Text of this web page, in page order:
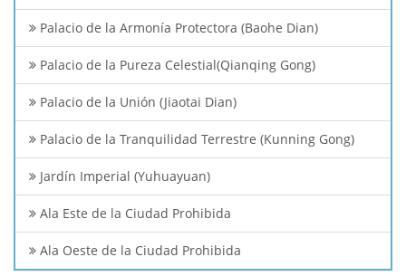
Palacio de la Armonía Protectora (Baohe Dian)
Palacio de la Pureza Celestial(Qianqing Gong)
Palacio de la Unión (Jiaotai Dian)
Palacio de la Tranquilidad Terrestre (Kunning Gong)
Jardín Imperial (Yuhuayuan)
Ala Este de la Ciudad Prohibida
Ala Oeste de la Ciudad Prohibida